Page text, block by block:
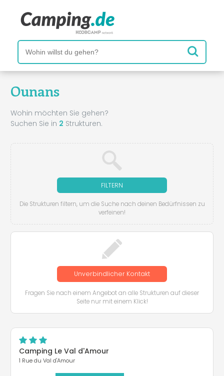
Ounans
Wohin möchten Sie gehen?
Suchen Sie in 2 Strukturen.
FILTERN
Die Strukturen filtern, um die Suche nach deinen Bedürfnissen zu
verfeinen!
Unverbindlicher Kontakt
Fragen Sie nach einem Angebot an alle Strukturen auf dieser
Seite nur mit einem Klick!
Camping Le Val d'Amour
1 Rue du Val d'Amour